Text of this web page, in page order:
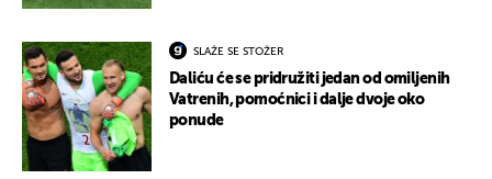
SLAŽE SE STOŽER
Daliću će se pridružiti jedan od omiljenih
Vatrenih, pomoćnici i dalje dvoje oko
ponude